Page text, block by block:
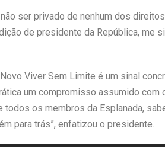
ser privado de nenhum dos
de presidente da República, me
Viver Sem Limite é um sinal
um compromisso assumido com
todos os membros da Esplanada,
para trás”, enfatizou o presidente.